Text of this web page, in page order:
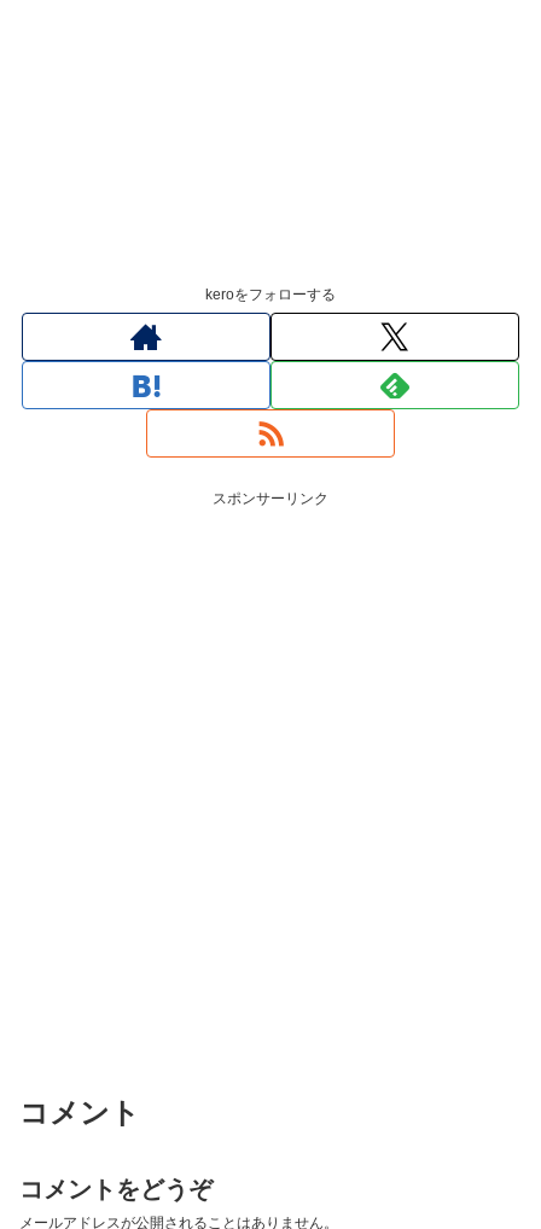
keroをフォローする
スポンサーリンク
コメント
コメントをどうぞ
メールアドレスが公開されることはありません。